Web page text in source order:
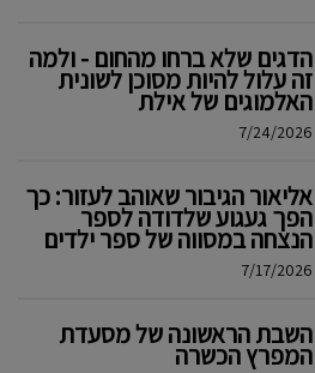
הדגים שלא ברחו מהחום - ולמה
זה עלול להיות מסוכן לשונית
האלמוגים של אילת
7/24/2026
אליאור הגיבור שאוהב לעזור: כך
הפך געגוע שלדודה לספר
הנצחה במסווה של ספר ילדים
7/17/2026
השבת הראשונה של מסעדת
המפרץ הכשרה